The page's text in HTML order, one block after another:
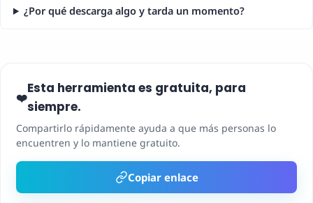
¿Por qué descarga algo y tarda un momento?
❤️
Esta herramienta es gratuita, para
siempre.
Compartirlo rápidamente ayuda a que más personas lo
encuentren y lo mantiene gratuito.
Copiar enlace